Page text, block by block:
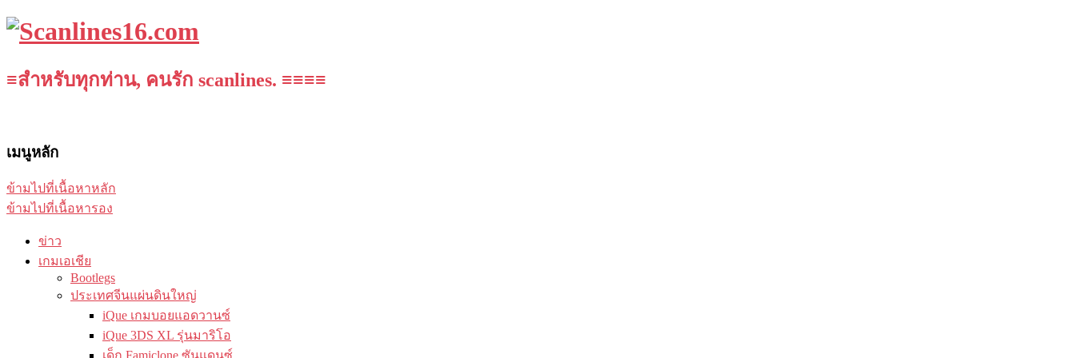
≡สำหรับทุกท่าน, คนรัก scanlines. ≡≡≡≡
เมนูหลัก
ข้ามไปที่เนื้อหาหลัก
ข้ามไปที่เนื้อหารอง
ข่าว
เกมเอเชีย
Bootlegs
ประเทศจีนแผ่นดินใหญ่
iQue เกมบอยแอดวานซ์
iQue 3DS XL รุ่นมาริโอ